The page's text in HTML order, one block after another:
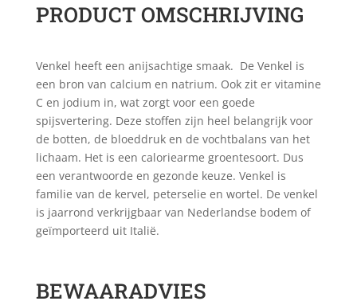
PRODUCT OMSCHRIJVING
Venkel heeft een anijsachtige smaak. De Venkel is
een bron van calcium en natrium. Ook zit er vitamine
C en jodium in, wat zorgt voor een goede
spijsvertering. Deze stoffen zijn heel belangrijk voor
de botten, de bloeddruk en de vochtbalans van het
lichaam. Het is een caloriearme groentesoort. Dus
een verantwoorde en gezonde keuze. Venkel is
familie van de kervel, peterselie en wortel. De venkel
is jaarrond verkrijgbaar van Nederlandse bodem of
geïmporteerd uit Italië.
BEWAARADVIES